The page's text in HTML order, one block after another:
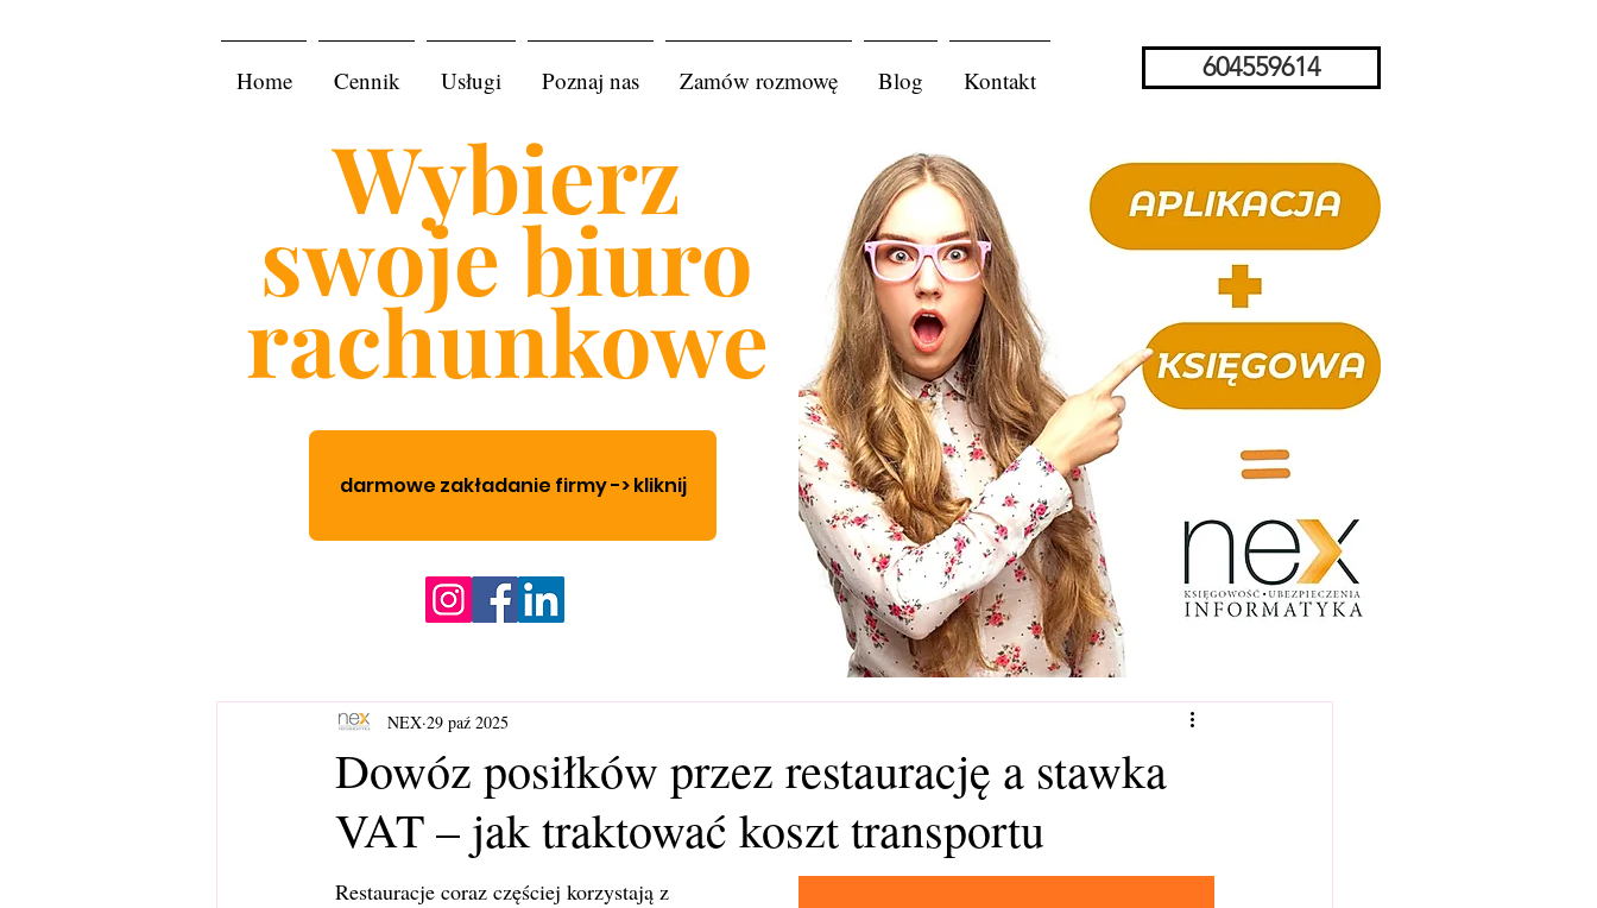
Home Cennik Usługi Poznaj nas Zamów rozmowę Blog Kontakt 604559614
Wybierz
swoje biuro
rachunkowe
darmowe zakładanie firmy -> kliknij
Dowóz posiłków przez restaurację a stawka
VAT – jak traktować koszt transportu
NEX 29 paź 2025
Restauracje coraz częściej korzystają z